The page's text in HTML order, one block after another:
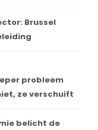
Brussel
probleem
ze verschuift
belicht de